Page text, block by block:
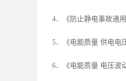
4．《防止静电事故通用
5．《电能质量 供电电
6．《电能质量 电压波